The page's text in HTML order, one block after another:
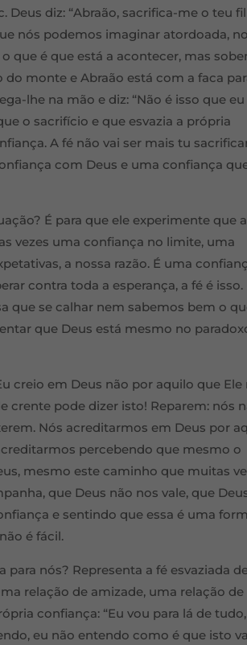
diz: “Abraão, sacrifica-me o teu
nós podemos imaginar atordoada,
que é que está a acontecer, mas
monte e Abraão está com a faca
lhe na mão e diz: “Não é isso que eu
o sacrifício e que esvazia a própria
A fé não vai ser mais tu
com Deus e uma confiança
É para que ele experimente que a
vezes uma confiança no limite, uma
a nossa razão. É uma
contra toda a esperança, a fé é isso.
que se calhar nem sabemos bem o
que Deus está mesmo no
creio em Deus não por aquilo que Ele
crente pode dizer isto! Reparem: nós
Nós acreditarmos em Deus por
percebendo que mesmo o
mesmo este caminho que muitas
que Deus não nos vale, que
e sentindo que essa é uma
é fácil.
nós? Representa a fé esvaziada
relação de amizade, uma relação de
confiança: “Eu vou para lá de
eu não entendo como é que isto